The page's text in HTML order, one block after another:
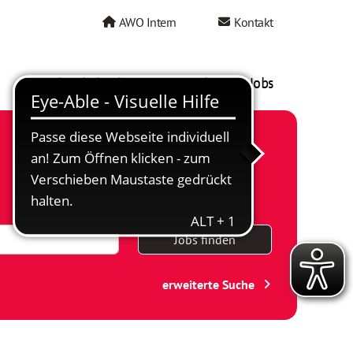
AWO Intern Kontakt
AWO als Arbeitgeber Mein AWO Jobs
Jobs finden
erweiterte Suche